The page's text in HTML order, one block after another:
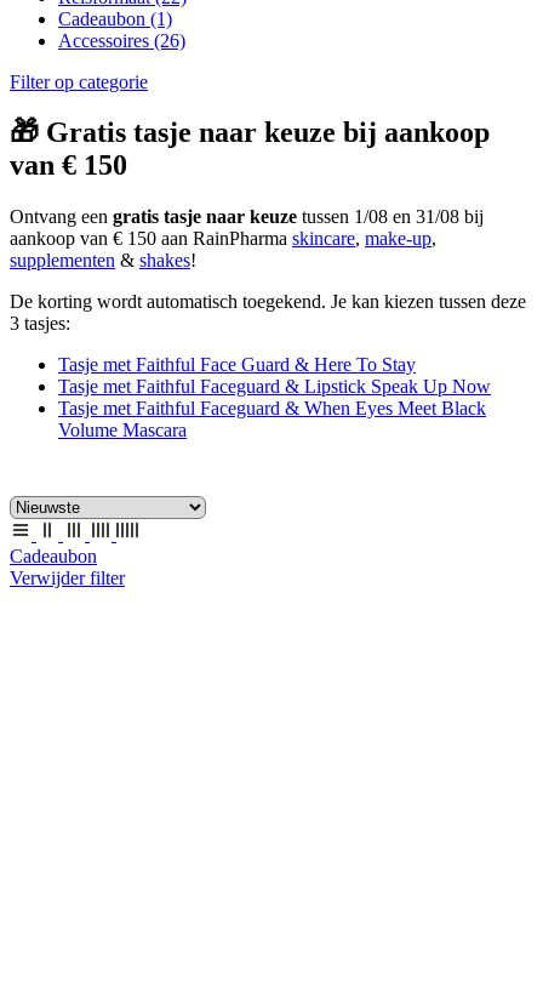
Cadeaubon (1)
Accessoires (26)
Filter op categorie
🎁 Gratis tasje naar keuze bij aankoop
van € 150
Ontvang een gratis tasje naar keuze tussen 1/08 en 31/08 bij
aankoop van € 150 aan RainPharma skincare, make-up,
supplementen & shakes!
De korting wordt automatisch toegekend. Je kan kiezen tussen deze
3 tasjes:
Tasje met Faithful Face Guard & Here To Stay
Tasje met Faithful Faceguard & Lipstick Speak Up Now
Tasje met Faithful Faceguard & When Eyes Meet Black
Volume Mascara
Cadeaubon
Verwijder filter